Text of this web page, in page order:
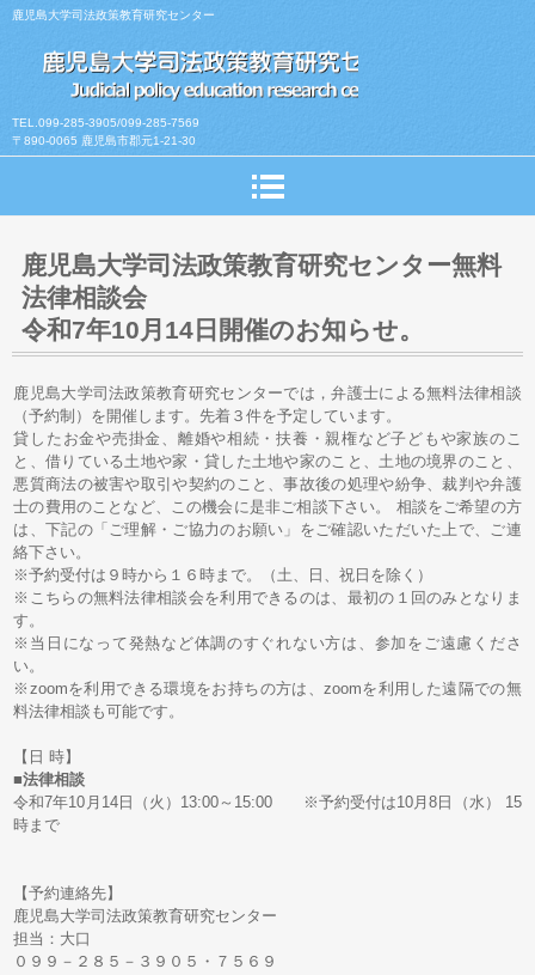
鹿児島大学司法政策教育研究センター
TEL.099-285-3905/099-285-7569
〒890-0065 鹿児島市郡元1-21-30
鹿児島大学司法政策教育研究センター無料
法律相談会
令和7年10月14日開催のお知らせ。
鹿児島大学司法政策教育研究センターでは，弁護士による無料法律相談
（予約制）を開催します。先着３件を予定しています。
貸したお金や売掛金、離婚や相続・扶養・親権など子どもや家族のこ
と、借りている土地や家・貸した土地や家のこと、土地の境界のこと、
悪質商法の被害や取引や契約のこと、事故後の処理や紛争、裁判や弁護
士の費用のことなど、この機会に是非ご相談下さい。 相談をご希望の方
は、下記の「ご理解・ご協力のお願い」をご確認いただいた上で、ご連
絡下さい。
※予約受付は９時から１６時まで。（土、日、祝日を除く）
※こちらの無料法律相談会を利用できるのは、最初の１回のみとなりま
す。
※当日になって発熱など体調のすぐれない方は、参加をご遠慮くださ
い。
※zoomを利用できる環境をお持ちの方は、zoomを利用した遠隔での無
料法律相談も可能です。
【日 時】
■法律相談
令和7年10月14日（火）13:00～15:00 ※予約受付は10月8日（水） 15
時まで
【予約連絡先】
鹿児島大学司法政策教育研究センター
担当：大口
０９９－２８５－３９０５・７５６９